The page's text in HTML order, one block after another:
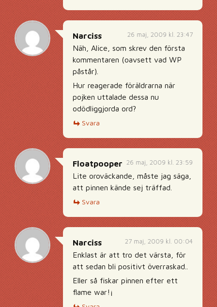
26 maj, 2009 kl. 23:47
Narciss
Näh, Alice, som skrev den första
kommentaren (oavsett vad WP
påstår).
Hur reagerade föräldrarna när
pojken uttalade dessa nu
odödliggjorda ord?
Svara
26 maj, 2009 kl. 23:59
Floatpooper
Lite oroväckande, måste jag säga,
att pinnen kände sej träffad.
Svara
27 maj, 2009 kl. 00:04
Narciss
Enklast är att tro det värsta, för
att sedan bli positivt överraskad..
Eller så fiskar pinnen efter ett
flame war!¡